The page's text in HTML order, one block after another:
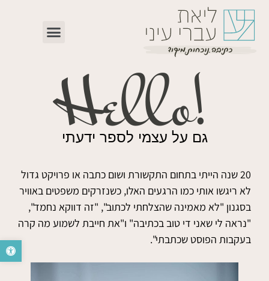
פתח
!Hello
גם על עצמי לספר ידעתי
20 שנה הייתי בתחום התקשורת ושום כתבה או פרויקט גדול
לא ריגשו אותי כמו הרגעים האלו, כשנזרקים משפטים באוויר
בסגנון "לא מאמינה שהצלחתי לכתוב", "זה דווקא נחמד",
"נראה לי שאני די טוב בכתיבה" ו"את חייבת לשמוע מה קרה
בעקבות הפוסט שכתבתי".